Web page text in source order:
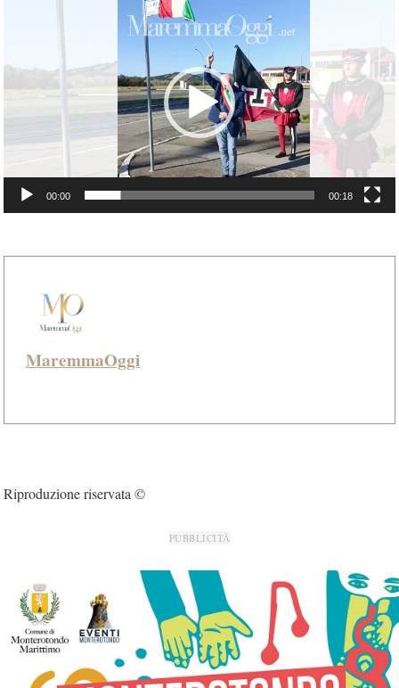
00:00 00:18
MaremmaOggi
Riproduzione riservata ©
PUBBLICITÀ